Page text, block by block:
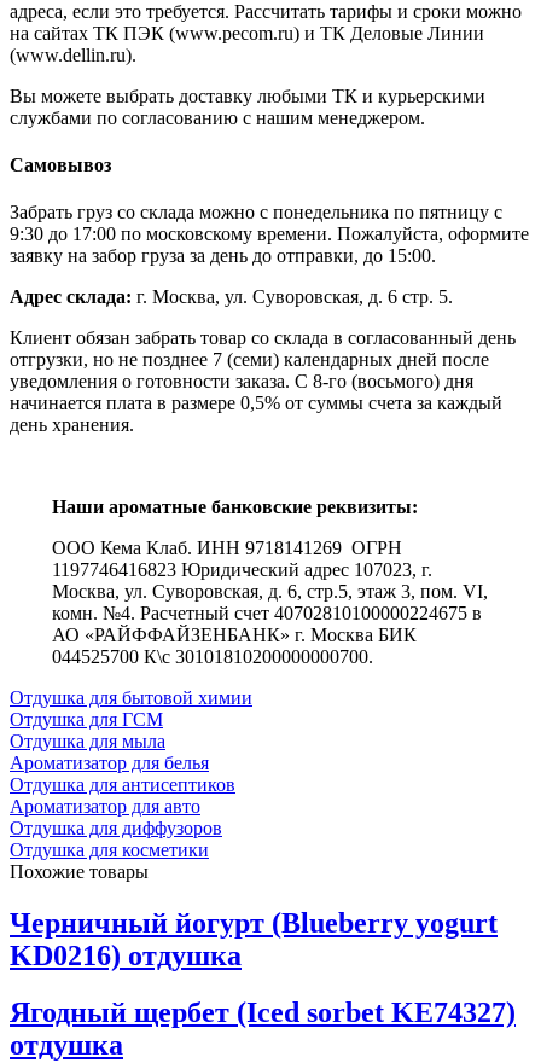
адреса, если это требуется. Рассчитать тарифы и сроки можно
на сайтах ТК ПЭК (www.pecom.ru) и ТК Деловые Линии
(www.dellin.ru).
Вы можете выбрать доставку любыми ТК и курьерскими
службами по согласованию с нашим менеджером.
Самовывоз
Забрать груз со склада можно с понедельника по пятницу с
9:30 до 17:00 по московскому времени. Пожалуйста, оформите
заявку на забор груза за день до отправки, до 15:00.
Адрес склада: г. Москва, ул. Суворовская, д. 6 стр. 5.
Клиент обязан забрать товар со склада в согласованный день
отгрузки, но не позднее 7 (семи) календарных дней после
уведомления о готовности заказа. С 8-го (восьмого) дня
начинается плата в размере 0,5% от суммы счета за каждый
день хранения.
Наши ароматные банковские реквизиты:
ООО Кема Клаб. ИНН 9718141269 ОГРН
1197746416823 Юридический адрес 107023, г.
Москва, ул. Суворовская, д. 6, стр.5, этаж 3, пом. VI,
комн. №4. Расчетный счет 40702810100000224675 в
АО «РАЙФФАЙЗЕНБАНК» г. Москва БИК
044525700 К\с 30101810200000000700.
Отдушка для бытовой химии
Отдушка для ГСМ
Отдушка для мыла
Ароматизатор для белья
Отдушка для антисептиков
Ароматизатор для авто
Отдушка для диффузоров
Отдушка для косметики
Похожие товары
Черничный йогурт (Blueberry yogurt
KD0216) отдушка
Ягодный щербет (Iсed sorbet KE74327)
отдушка